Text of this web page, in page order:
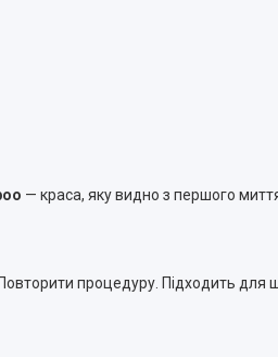
— краса, яку видно з першого
процедуру. Підходить для